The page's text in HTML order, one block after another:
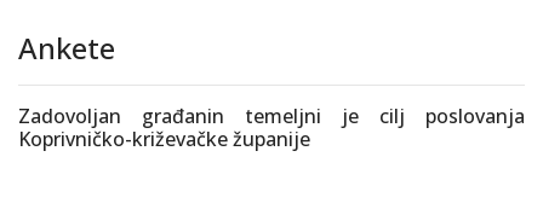
Ankete
Zadovoljan građanin temeljni je cilj poslovanja
Koprivničko-križevačke županije